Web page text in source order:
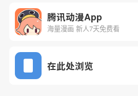
腾讯动漫App
海量漫画 新人7天免费看
在此处浏览